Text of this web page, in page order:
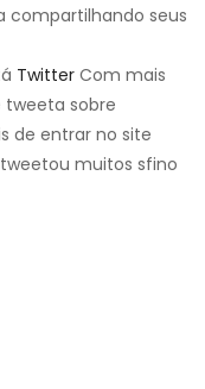
compartilhando seus
Twitter Com mais
tweeta sobre
de entrar no site
tweetou muitos sfino